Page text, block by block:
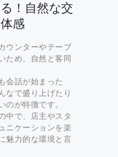
！自然な交
感
ウンターやテーブ
ため、自然と客同
会話が始まった
なで盛り上げたり
のが特徴です。
中で、店主やスタ
ニケーションを楽
魅力的な環境と言